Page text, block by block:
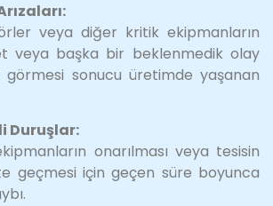
veya diğer kritik ekipmanların
veya başka bir beklenmedik olay
görmesi sonucu üretimde yaşanan
Duruşlar:
onarılması veya tesisin
geçmesi için geçen süre boyunca